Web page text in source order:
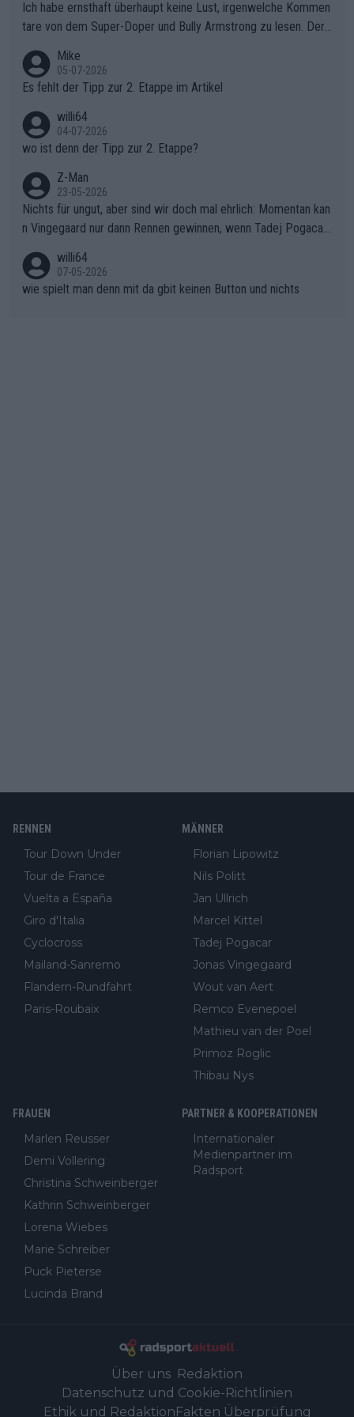
ollering die Initiative.Zu spätes Erwachen: Zu diesem Zeitpunkt
war das Loch zu Niewiadoma bereits zu groß, um es im Allein
en.Teurer Sekundenpoker: Die Quittung sind nun 15 Sekunden
Rückstand im Gesamtklassement – ein Polster, das Niewiado
gibt. Diese Etappe wird sicher als der psychologische Wendep
unkt dieser Tour in die Geschichte eingehen. Wenn man bei so
einem harten Aufstieg einmal den Moment verpasst und der K
onkurrentin die "zweite Luft" schenkt, ist der Schaden am Ber
g kaum noch zu reparieren.Vor uns liegt nun das große Finale R
ichtung Nizza. Niewiadoma hat psychologisch Oberwasser, ab
er SD Worx und Vollering müssen jetzt All-In gehen. (gregman
n)
Ich habe ernsthaft überhaupt keine Lust, irgenwelche Kommen
tare von dem Super-Doper und Bully Armstrong zu lesen. Der
r die gehört nicht in dieses Medium!
Mike
05-07-2026
Es fehlt der Tipp zur 2. Etappe im Artikel
willi64
04-07-2026
wo ist denn der Tipp zur 2. Etappe?
Z-Man
23-05-2026
Nichts für ungut, aber sind wir doch mal ehrlich: Momentan kan
n Vingegaard nur dann Rennen gewinnen, wenn Tadej Pogacar
willi64
07-05-2026
wie spielt man denn mit da gbit keinen Button und nichts
RENNEN
Tour Down Under
Tour de France
Vuelta a España
Giro d'Italia
Cyclocross
Mailand-Sanremo
Flandern-Rundfahrt
Paris-Roubaix
MÄNNER
Florian Lipowitz
Nils Politt
Jan Ullrich
Marcel Kittel
Tadej Pogacar
Jonas Vingegaard
Wout van Aert
Remco Evenepoel
Mathieu van der Poel
Primoz Roglic
Thibau Nys
FRAUEN
Marlen Reusser
Demi Vollering
Christina Schweinberger
Kathrin Schweinberger
Lorena Wiebes
Marie Schreiber
Puck Pieterse
Lucinda Brand
PARTNER & KOOPERATIONEN
Internationaler
Medienpartner im
Radsport
Über uns Redaktion
Datenschutz und Cookie-Richtlinien
Ethik und Redaktion Fakten Überprüfung